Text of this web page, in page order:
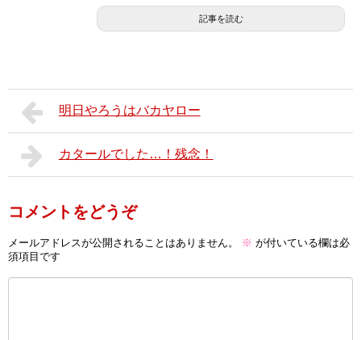
記事を読む
明日やろうはバカヤロー
カタールでした…！残念！
コメントをどうぞ
メールアドレスが公開されることはありません。 ※ が付いている欄は必
須項目です